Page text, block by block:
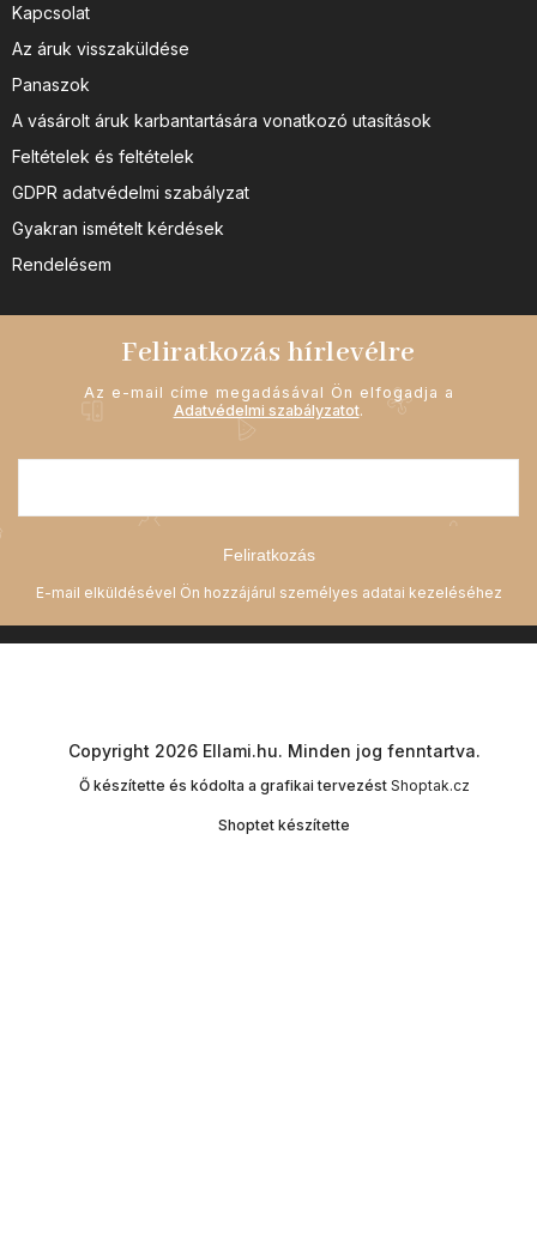
Kapcsolat
Az áruk visszaküldése
Panaszok
A vásárolt áruk karbantartására vonatkozó utasítások
Feltételek és feltételek
GDPR adatvédelmi szabályzat
Gyakran ismételt kérdések
Rendelésem
Feliratkozás hírlevélre
Az e-mail címe megadásával Ön elfogadja a
Adatvédelmi szabályzatot.
Feliratkozás
Shoptet készítette
Copyright 2026 Ellami.hu. Minden jog fenntartva.
Ő készítette és kódolta a grafikai tervezést Shoptak.cz